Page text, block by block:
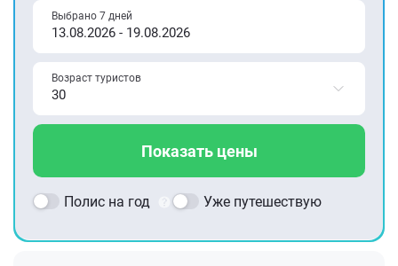
Выбрано 7 дней
Возраст туристов
Показать цены
Полис на год Уже путешествую